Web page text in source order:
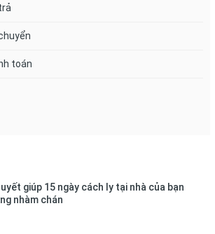
toán
giúp 15 ngày cách ly tại nhà của bạn
nhàm chán